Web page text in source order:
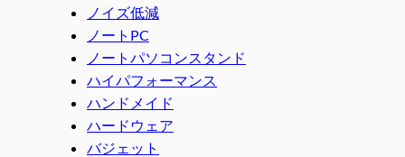
ノイズ低減
ノートPC
ノートパソコンスタンド
ハイパフォーマンス
ハンドメイド
ハードウェア
バジェット